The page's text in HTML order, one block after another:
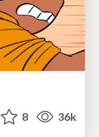
8 36k